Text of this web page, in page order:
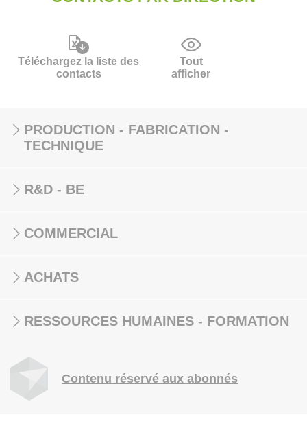
Téléchargez la liste des
contacts
Tout
afficher
PRODUCTION - FABRICATION -
TECHNIQUE
R&D - BE
COMMERCIAL
ACHATS
RESSOURCES HUMAINES - FORMATION
Contenu réservé aux abonnés